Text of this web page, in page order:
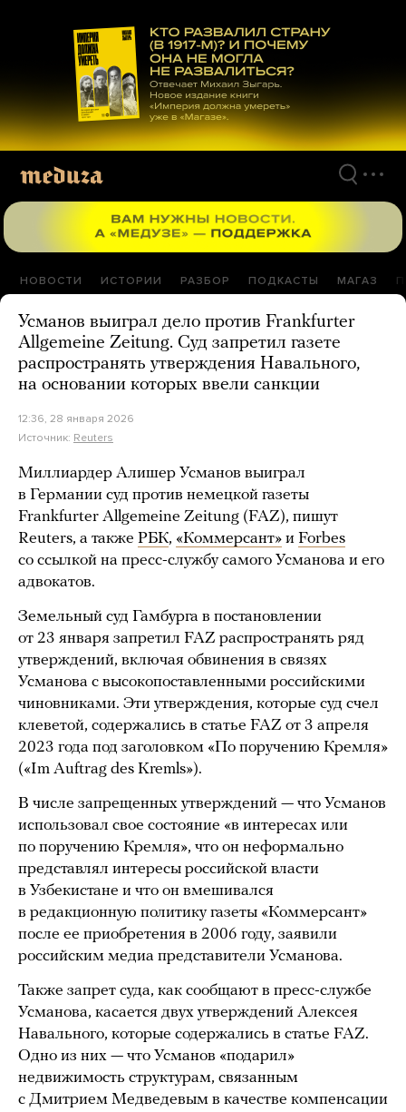
материалам
НОВОСТИ ИСТОРИИ РАЗБОР ПОДКАСТЫ МАГАЗ
Усманов выиграл дело против Frankfurter
Allgemeine Zeitung. Суд запретил газете
распространять утверждения Навального,
на основании которых ввели санкции
12:36, 28 января 2026
Источник: Reuters
Миллиардер Алишер Усманов выиграл
в Германии суд против немецкой газеты
Frankfurter Allgemeine Zeitung (FAZ), пишут
Reuters, а также РБК, «Коммерсант» и Forbes
со ссылкой на пресс-службу самого Усманова и его
адвокатов.
Земельный суд Гамбурга в постановлении
от 23 января запретил FAZ распространять ряд
утверждений, включая обвинения в связях
Усманова с высокопоставленными российскими
чиновниками. Эти утверждения, которые суд счел
клеветой, содержались в статье FAZ от 3 апреля
2023 года под заголовком «По поручению Кремля»
(«Im Auftrag des Kremls»).
В числе запрещенных утверждений — что Усманов
использовал свое состояние «в интересах или
по поручению Кремля», что он неформально
представлял интересы российской власти
в Узбекистане и что он вмешивался
в редакционную политику газеты «Коммерсант»
после ее приобретения в 2006 году, заявили
российским медиа представители Усманова.
Также запрет суда, как сообщают в пресс-службе
Усманова, касается двух утверждений Алексея
Навального, которые содержались в статье FAZ.
Одно из них — что Усманов «подарил»
недвижимость структурам, связанным
с Дмитрием Медведевым в качестве компенсации